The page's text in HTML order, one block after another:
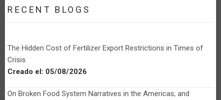
RECENT BLOGS
The Hidden Cost of Fertilizer Export Restrictions in Times of
Crisis
Creado el: 05/08/2026
On Broken Food System Narratives in the Americas; and